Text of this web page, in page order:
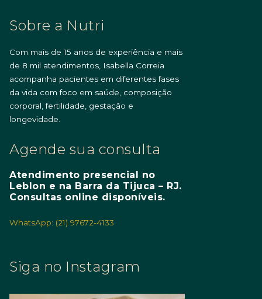
Sobre a Nutri
Com mais de 15 anos de experiência e mais
de 8 mil atendimentos, Isabella Correia
acompanha pacientes em diferentes fases
da vida com foco em saúde, composição
corporal, fertilidade, gestação e
longevidade.
Agende sua consulta
Atendimento presencial no
Leblon e na Barra da Tijuca – RJ.
Consultas online disponíveis.
WhatsApp: (21) 97672-4133
Siga no Instagram